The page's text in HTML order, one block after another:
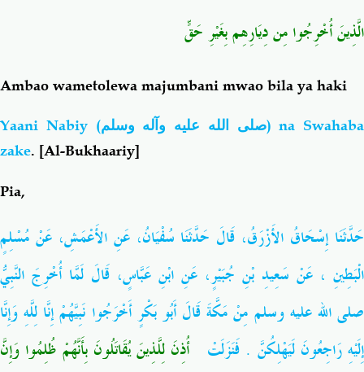
الَّذِينَ أُخْرِجُوا مِن دِيَارِهِم بِغَيْرِ حَقٍّ
Ambao wametolewa majumbani mwao bila ya haki
Yaani Nabiy (صلى الله عليه وآله وسلم) na Swahaba
zake. [Al-Bukhaariy]
Pia,
حَدَّثَنَا إِسْحَاقُ الأَزْرَقُ، قَالَ حَدَّثَنَا سُفْيَانُ، عَنِ الأَعْمَشِ، عَنْ مُسْلِمٍ
الْبَطِينِ ، عَنْ سَعِيدِ بْنِ جُبَيْرٍ، عَنِ ابْنِ عَبَّاسٍ، قَالَ لَمَّا أُخْرِجَ النَّبِيُّ
صلى الله عليه وسلم مِنْ مَكَّةَ قَالَ أَبُو بَكْرٍ أَخْرَجُوا نَبِيَّهُمْ إِنَّا لِلَّهِ وَإِنَّا
إِلَيْهِ رَاجِعُونَ لَيَهْلِكُنَّ ‏.‏ فَنَزَلَتْ ‏ ‏أُذِنَ لِلَّذِينَ يُقَاتَلُونَ بِأَنَّهُمْ ظُلِمُوا وَإِنَّ